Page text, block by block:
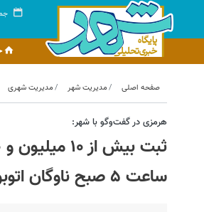
جمعه
صفحه اصلی مدیریت شهر مدیریت شهری
هرمزی در گفت‌وگو با شهر:
ساعت ۵ صبح ناوگان اتوبوسرانی آماده خدمت‌رسانی است